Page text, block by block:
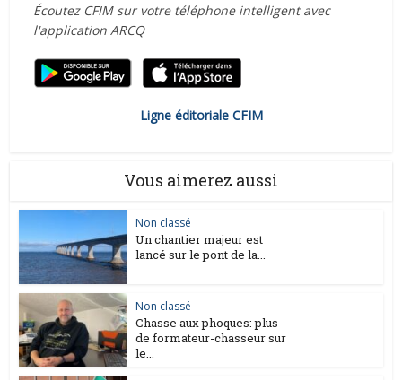
Écoutez CFIM sur votre téléphone intelligent avec
l'application ARCQ
Ligne éditoriale CFIM
Vous aimerez aussi
Non classé
Un chantier majeur est
lancé sur le pont de la...
Non classé
Chasse aux phoques: plus
de formateur-chasseur sur
le...